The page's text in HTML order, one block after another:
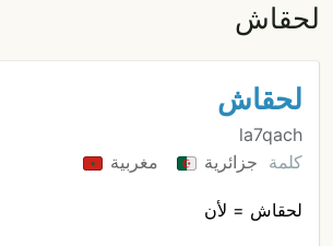
لحقاش
لحقاش
la7qach
كلمة جزائرية مغربية
لحقاش = لأن